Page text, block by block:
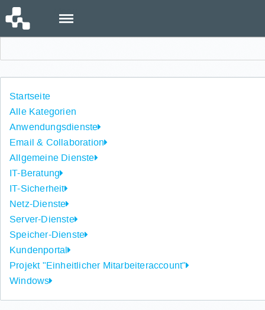
Startseite
Alle Kategorien
Anwendungsdienste
Email & Collaboration
Allgemeine Dienste
IT-Beratung
IT-Sicherheit
Netz-Dienste
Server-Dienste
Speicher-Dienste
Kundenportal
Projekt "Einheitlicher Mitarbeiteraccount"
Windows